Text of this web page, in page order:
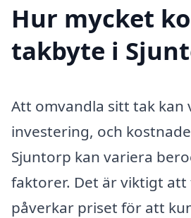
Hur mycket
takbyte i
Att omvandla sitt tak kan
investering, och
Sjuntorp kan variera
faktorer. Det är viktigt att
påverkar priset för att